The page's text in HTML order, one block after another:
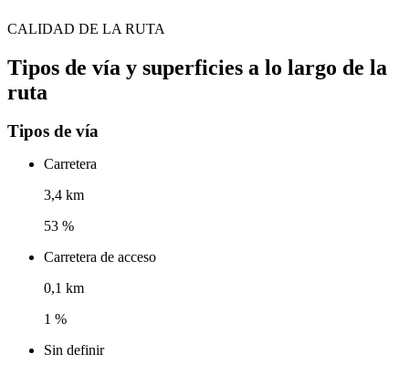
CALIDAD DE LA RUTA
Tipos de vía y superficies a lo largo de la
ruta
Tipos de vía
Carretera
3,4 km
53 %
Carretera de acceso
0,1 km
1 %
Sin definir